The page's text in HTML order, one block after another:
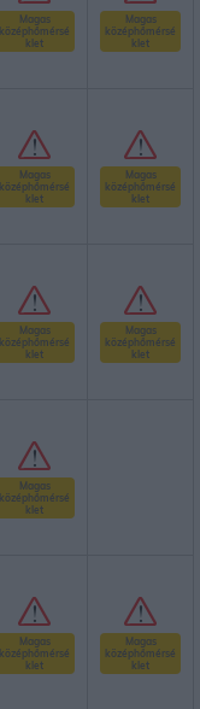
Magas
középhőmérsé
klet
Magas
középhőmérsé
klet
Magas
középhőmérsé
klet
Magas
középhőmérsé
klet
Magas
középhőmérsé
klet
Magas
középhőmérsé
klet
Magas
középhőmérsé
klet
Magas
középhőmérsé
klet
Magas
középhőmérsé
klet